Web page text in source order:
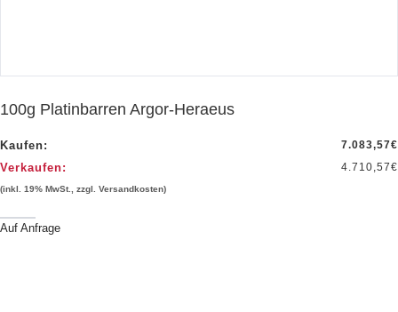
100g Platinbarren Argor-Heraeus
Kaufen: 7.083,57€
Verkaufen: 4.710,57€
(inkl. 19% MwSt., zzgl. Versandkosten)
Auf Anfrage